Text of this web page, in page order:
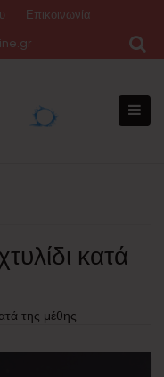
Επικοινωνία
κατά
της μέθης